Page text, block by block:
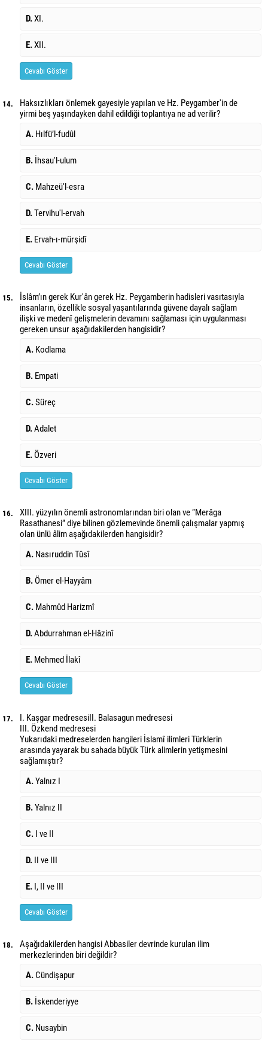
D.XI.
E.XII.
Cevabı Göster
14.
Haksızlıkları önlemek gayesiyle yapılan ve Hz. Peygamber'in de
yirmi beş yaşındayken dahil edildiği toplantıya ne ad verilir?
A. Hılfü’l-fudûl
B. İhsau'l-ulum
C. Mahzeü'l-esra
D.Tervihu'l-ervah
E. Ervah-ı-mürşidî
Cevabı Göster
15.
İslâm’ın gerek Kur'ân gerek Hz. Peygamberin hadisleri vasıtasıyla
insanların, özellikle sosyal yaşantılarında güvene dayalı sağlam
ilişki ve medenî gelişmelerin devamını sağlaması için uygulanması
gereken unsur aşağıdakilerden hangisidir?
A. Kodlama
B. Empati
C.Süreç
D.Adalet
E. Özveri
Cevabı Göster
16.
XIII. yüzyılın önemli astronomlarından biri olan ve “Merâga
Rasathanesi” diye bilinen gözlemevinde önemli çalışmalar yapmış
olan ünlü âlim aşağıdakilerden hangisidir?
A. Nasıruddin Tûsî
B. Ömer el-Hayyâm
C. Mahmûd Harizmî
D.Abdurrahman el-Hâzinî
E. Mehmed İlakî
Cevabı Göster
17. I. Kaşgar medresesiII. Balasagun medresesi
III. Özkend medresesi
Yukarıdaki medreselerden hangileri İslamî ilimleri Türklerin
arasında yayarak bu sahada büyük Türk alimlerin yetişmesini
sağlamıştır?
A.Yalnız I
B.Yalnız II
C. I ve II
D. II ve III
E. I, II ve III
Cevabı Göster
18.
Aşağıdakilerden hangisi Abbasiler devrinde kurulan ilim
merkezlerinden biri değildir?
A.Cündişapur
B. İskenderiyye
C. Nusaybin